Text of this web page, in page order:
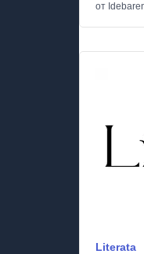
от
Literata